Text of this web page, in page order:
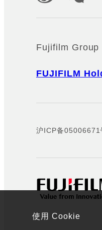
使用 Cookie
Fujifilm Group
FUJIFILM
沪ICP备05006671